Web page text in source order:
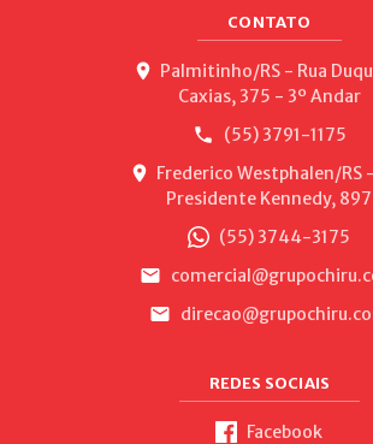
CONTATO
Palmitinho/RS - Rua
Caxias, 375 - 3º Andar
(55) 3791-1175
Frederico Westphalen/RS
Presidente Kennedy, 897
(55) 3744-3175
REDES SOCIAIS
Facebook